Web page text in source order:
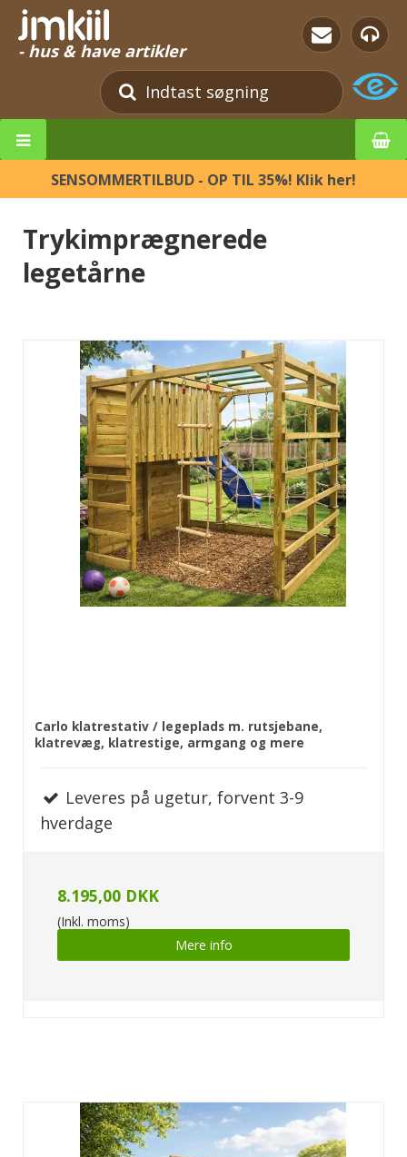
- hus & have artikler
SENSOMMERTILBUD - OP TIL 35%! Klik her!
Trykimprægnerede
legetårne
Carlo klatrestativ / legeplads m. rutsjebane,
klatrevæg, klatrestige, armgang og mere
Leveres på ugetur, forvent 3-9
hverdage
8.195,00 DKK
(Inkl. moms)
Mere info